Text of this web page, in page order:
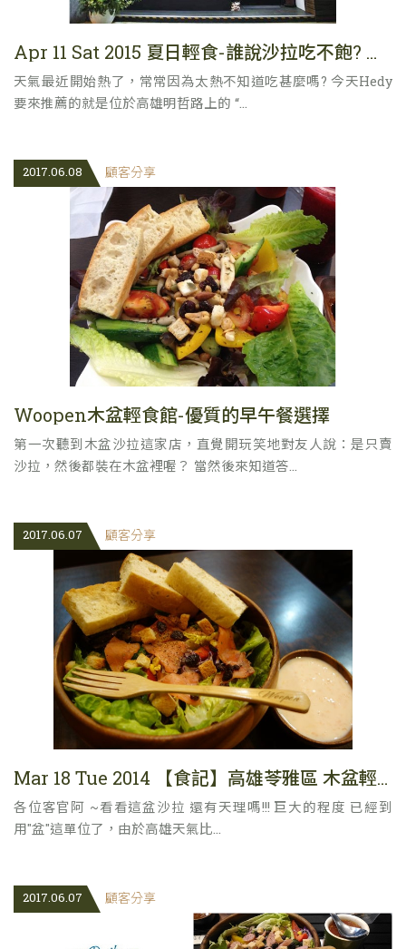
Apr 11 Sat 2015 夏日輕食-誰說沙拉吃不飽? 高雄木盆沙拉輕食
天氣最近開始熱了，常常因為太熱不知道吃甚麼嗎? 今天Hedy
要來推薦的就是位於高雄明哲路上的 “...
2017.06.08 顧客分享
Woopen木盆輕食館-優質的早午餐選擇
第一次聽到木盆沙拉這家店，直覺開玩笑地對友人說：是只賣
沙拉，然後都裝在木盆裡喔？ 當然後來知道答...
2017.06.07 顧客分享
Mar 18 Tue 2014 【食記】高雄苓雅區 木盆輕食館
各位客官阿 ~看看這盆沙拉 還有天理嗎!!! 巨大的程度 已經到
用"盆"這單位了，由於高雄天氣比...
2017.06.07 顧客分享